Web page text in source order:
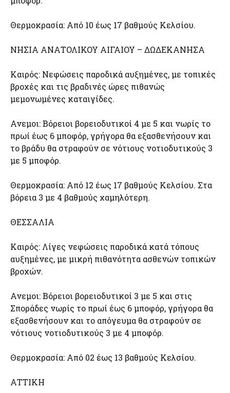
Θερμοκρασία: Από 10 έως 17 βαθμούς Κελσίου.
ΝΗΣΙΑ ΑΝΑΤΟΛΙΚΟΥ ΑΙΓΑΙΟΥ – ΔΩΔΕΚΑΝΗΣΑ
Καιρός: Νεφώσεις παροδικά αυξημένες, με τοπικές
βροχές και τις βραδινές ώρες πιθανώς
μεμονωμένες καταιγίδες.
Ανεμοι: Βόρειοι βορειοδυτικοί 4 με 5 και νωρίς το
πρωί έως 6 μποφόρ, γρήγορα θα εξασθενήσουν και
το βράδυ θα στραφούν σε νότιους νοτιοδυτικούς 3
με 5 μποφόρ.
Θερμοκρασία: Από 12 έως 17 βαθμούς Κελσίου. Στα
βόρεια 3 με 4 βαθμούς χαμηλότερη.
ΘΕΣΣΑΛΙΑ
Καιρός: Λίγες νεφώσεις παροδικά κατά τόπους
αυξημένες, με μικρή πιθανότητα ασθενών τοπικών
βροχών.
Ανεμοι: Βόρειοι βορειοδυτικοί 3 με 5 και στις
Σποράδες νωρίς το πρωί έως 6 μποφόρ, γρήγορα θα
εξασθενήσουν και το απόγευμα θα στραφούν σε
νότιους νοτιοδυτικούς 3 με 4 μποφόρ.
Θερμοκρασία: Από 02 έως 13 βαθμούς Κελσίου.
ΑΤΤΙΚΗ